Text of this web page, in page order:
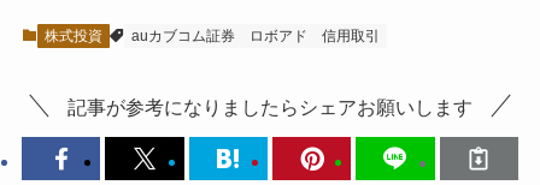
株式投資 auカブコム証券 ロボアド 信用取引
記事が参考になりましたらシェアお願いします